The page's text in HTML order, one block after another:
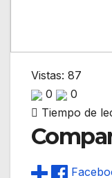
Vistas: 87
0
0
Tiempo de